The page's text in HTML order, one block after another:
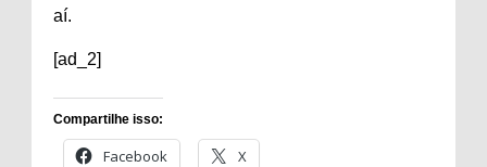
aí.
[ad_2]
Compartilhe isso:
Facebook X